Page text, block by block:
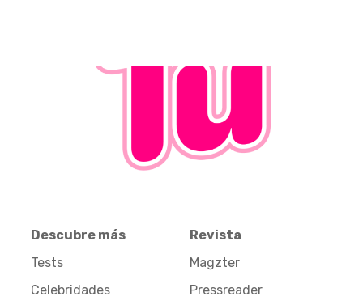
Descubre más
Tests
Celebridades
Revista
Magzter
Pressreader